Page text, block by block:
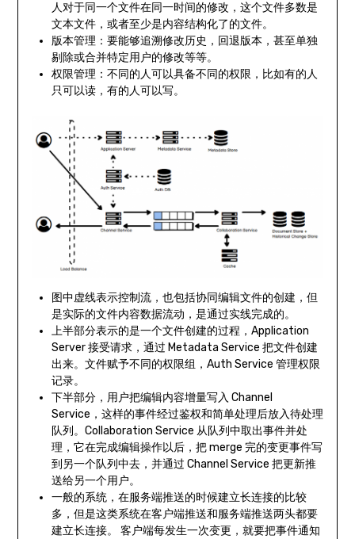
人对于同一个文件在同一时间的修改，这个文件多数是
文本文件，或者至少是内容结构化了的文件。
版本管理：要能够追溯修改历史，回退版本，甚至单独
剔除或合并特定用户的修改等等。
权限管理：不同的人可以具备不同的权限，比如有的人
只可以读，有的人可以写。
图中虚线表示控制流，也包括协同编辑文件的创建，但
是实际的文件内容数据流动，是通过实线完成的。
上半部分表示的是一个文件创建的过程，Application
Server 接受请求，通过 Metadata Service 把文件创建
出来。文件赋予不同的权限组，Auth Service 管理权限
记录。
下半部分，用户把编辑内容增量写入 Channel
Service，这样的事件经过鉴权和简单处理后放入待处理
队列。Collaboration Service 从队列中取出事件并处
理，它在完成编辑操作以后，把 merge 完的变更事件写
到另一个队列中去，并通过 Channel Service 把更新推
送给另一个用户。
一般的系统，在服务端推送的时候建立长连接的比较
多，但是这类系统在客户端推送和服务端推送两头都要
建立长连接。 客户端每发生一次变更，就要把事件通知